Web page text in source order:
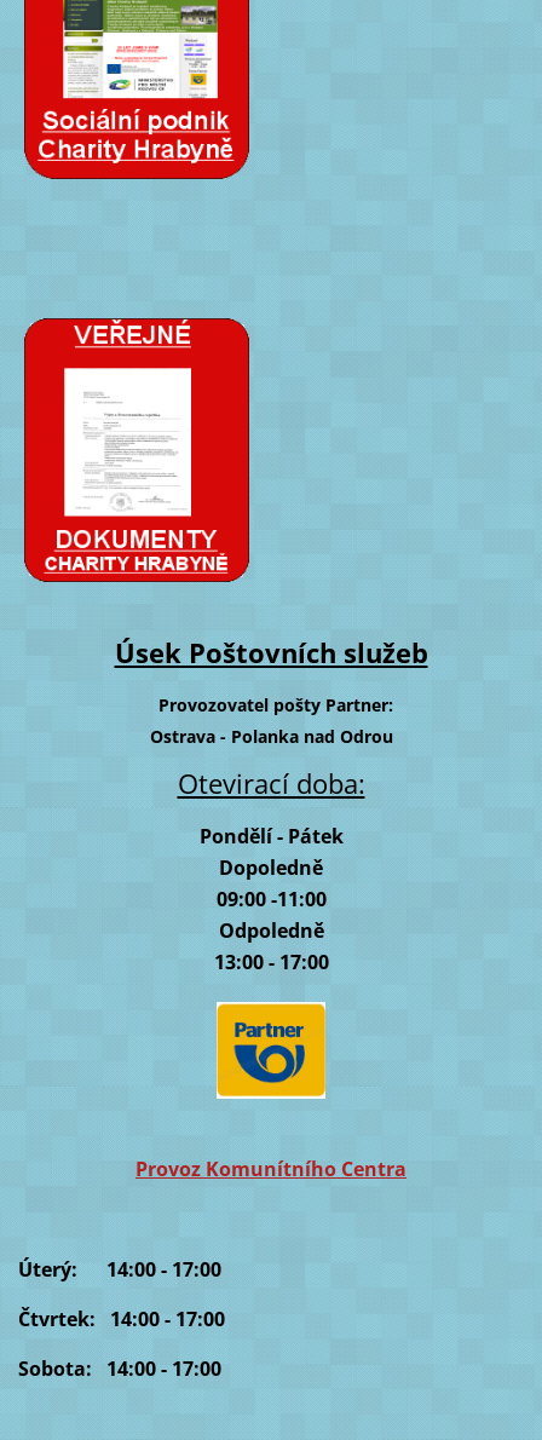
Úsek Poštovních služeb
Provozovatel pošty Partner:
Ostrava - Polanka nad Odrou
Otevirací doba:
Pondělí - Pátek
Dopoledně
09:00 -11:00
Odpoledně
13:00 - 17:00
Provoz Komunítního Centra
Úterý: 14:00 - 17:00
Čtvrtek: 14:00 - 17:00
Sobota: 14:00 - 17:00